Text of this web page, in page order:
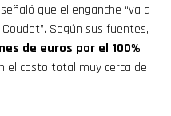
señaló que el enganche “va a
Según sus fuentes,
de euros por el 100%
el costo total muy cerca de